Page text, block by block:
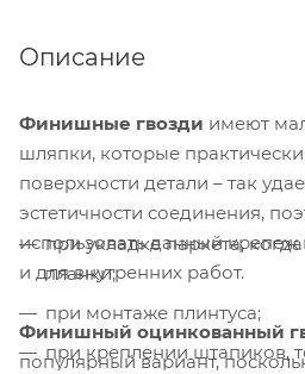
Описание
Финишные гвозди имеют
шляпки, которые
поверхности детали – так
эстетичности соединения,
использовать данный крепеж
и для внутренних работ.
Финишный оцинкованный
популярный вариант,
при укладке паркета,
планки;
при монтаже плинтуса;
при креплении штапиков,